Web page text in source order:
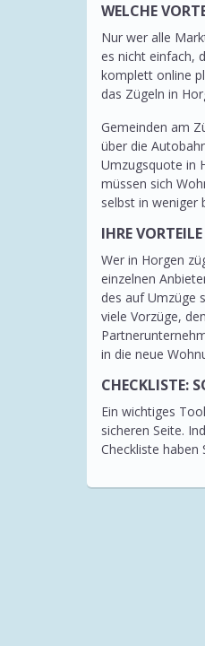
WELCHE
Nur wer alle
es nicht einfach,
komplett online
das Zügeln in
Gemeinden am
über die
Umzugsquote in
müssen sich
selbst in weniger
IHRE
Wer in Horgen
einzelnen
des auf Umzüge
viele Vorzüge,
in die neue
CHECKLISTE:
Ein wichtiges
sicheren Seite.
Checkliste